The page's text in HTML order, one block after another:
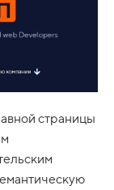
страницы